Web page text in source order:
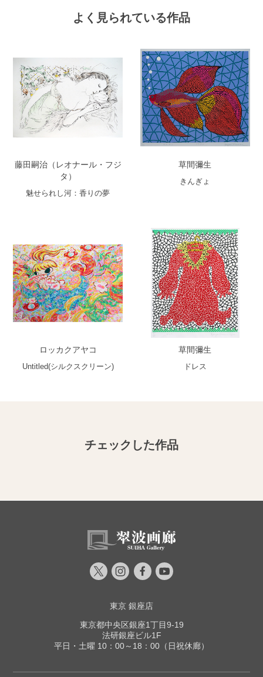
よく見られている作品
藤田嗣治（レオナール・フジ
タ）
魅せられし河：香りの夢
草間彌生
きんぎょ
ロッカクアヤコ
Untitled(シルクスクリーン)
草間彌生
ドレス
チェックした作品
東京 銀座店
東京都中央区銀座1丁目9-19
法研銀座ビル1F
平日・土曜 10：00～18：00（日祝休廊）